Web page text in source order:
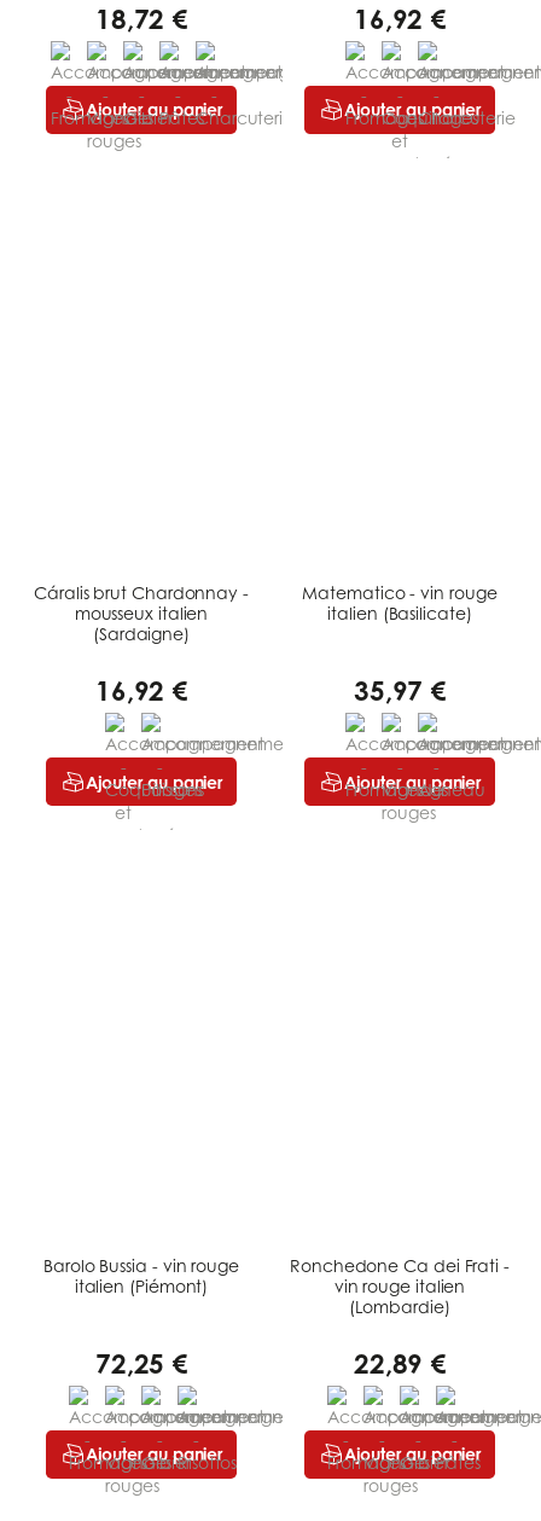
18,72 €
Ajouter au panier
16,92 €
Ajouter au panier
Cáralis brut Chardonnay -
mousseux italien
(Sardaigne)
16,92 €
Ajouter au panier
Matematico - vin rouge
italien (Basilicate)
35,97 €
Ajouter au panier
Barolo Bussia - vin rouge
italien (Piémont)
72,25 €
Ajouter au panier
Ronchedone Ca dei Frati -
vin rouge italien
(Lombardie)
22,89 €
Ajouter au panier